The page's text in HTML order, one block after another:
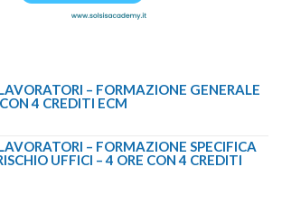
– FORMAZIONE GENERALE
4 CREDITI ECM
– FORMAZIONE SPECIFICA
UFFICI – 4 ORE CON 4 CREDITI